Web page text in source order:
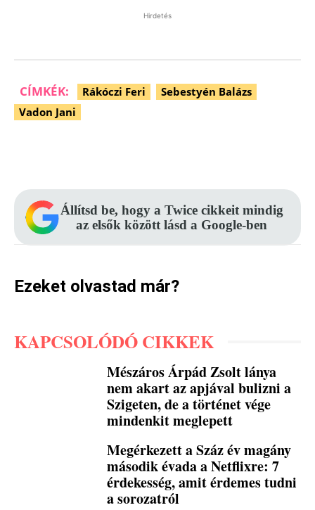
Hirdetés
CÍMKÉK: Rákóczi Feri
Sebestyén Balázs
Vadon Jani
Állítsd be, hogy a Twice cikkeit mindig
az elsők között lásd a Google-ben
Ezeket olvastad már?
KAPCSOLÓDÓ CIKKEK
Mészáros Árpád Zsolt lánya
nem akart az apjával bulizni a
Szigeten, de a történet vége
mindenkit meglepett
Megérkezett a Száz év magány
második évada a Netflixre: 7
érdekesség, amit érdemes tudni
a sorozatról